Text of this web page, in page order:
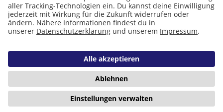
IMPRESSUM
COOKIES
Copyright © 2026 Leseliebe